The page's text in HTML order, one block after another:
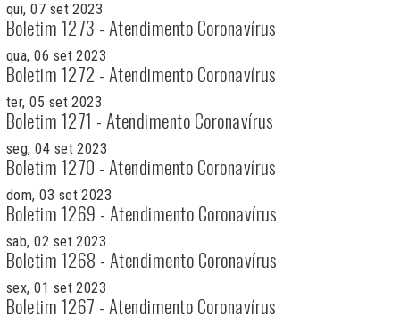
qui, 07 set 2023
Boletim 1273 - Atendimento Coronavírus
qua, 06 set 2023
Boletim 1272 - Atendimento Coronavírus
ter, 05 set 2023
Boletim 1271 - Atendimento Coronavírus
seg, 04 set 2023
Boletim 1270 - Atendimento Coronavírus
dom, 03 set 2023
Boletim 1269 - Atendimento Coronavírus
sab, 02 set 2023
Boletim 1268 - Atendimento Coronavírus
sex, 01 set 2023
Boletim 1267 - Atendimento Coronavírus